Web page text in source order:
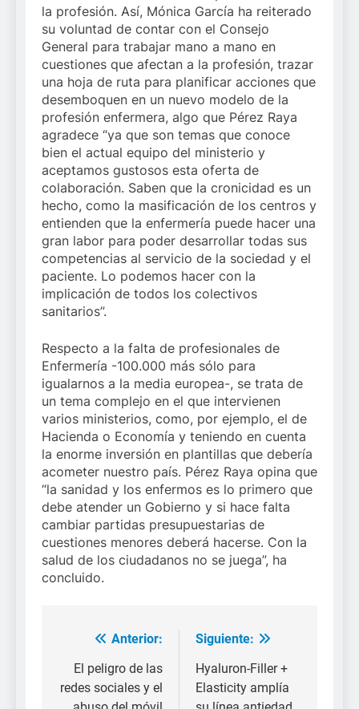
la profesión. Así, Mónica García ha reiterado
su voluntad de contar con el Consejo
General para trabajar mano a mano en
cuestiones que afectan a la profesión, trazar
una hoja de ruta para planificar acciones que
desemboquen en un nuevo modelo de la
profesión enfermera, algo que Pérez Raya
agradece “ya que son temas que conoce
bien el actual equipo del ministerio y
aceptamos gustosos esta oferta de
colaboración. Saben que la cronicidad es un
hecho, como la masificación de los centros y
entienden que la enfermería puede hacer una
gran labor para poder desarrollar todas sus
competencias al servicio de la sociedad y el
paciente. Lo podemos hacer con la
implicación de todos los colectivos
sanitarios”.
Respecto a la falta de profesionales de
Enfermería -100.000 más sólo para
igualarnos a la media europea-, se trata de
un tema complejo en el que intervienen
varios ministerios, como, por ejemplo, el de
Hacienda o Economía y teniendo en cuenta
la enorme inversión en plantillas que debería
acometer nuestro país. Pérez Raya opina que
“la sanidad y los enfermos es lo primero que
debe atender un Gobierno y si hace falta
cambiar partidas presupuestarias de
cuestiones menores deberá hacerse. Con la
salud de los ciudadanos no se juega”, ha
concluido.
Navegación
de
entradas
Anterior:
El peligro de las
redes sociales y el
Siguiente:
Hyaluron-Filler +
Elasticity amplía